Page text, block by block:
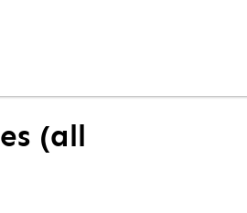
(all